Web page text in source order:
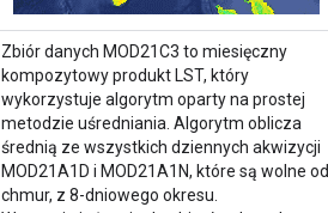
Zbiór danych MOD21C3 to miesięczny
kompozytowy produkt LST, który
wykorzystuje algorytm oparty na prostej
metodzie uśredniania. Algorytm oblicza
średnią ze wszystkich dziennych akwizycji
MOD21A1D i MOD21A1N, które są wolne od
chmur, z 8-dniowego okresu.